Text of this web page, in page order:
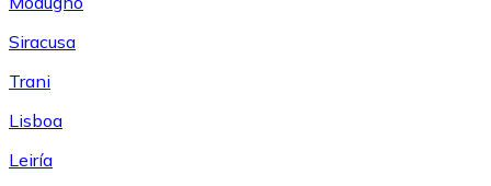
Siracusa
Trani
Lisboa
Leiría